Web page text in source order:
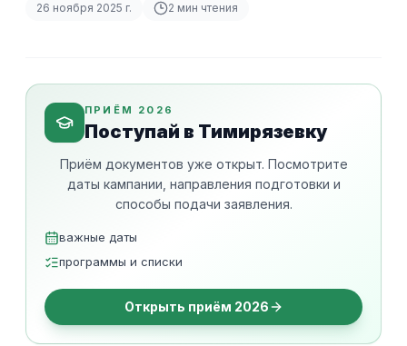
26 ноября 2025 г. 2 мин чтения
ПРИЁМ 2026
Поступай в Тимирязевку
Приём документов уже открыт. Посмотрите
даты кампании, направления подготовки и
способы подачи заявления.
важные даты
программы и списки
Открыть приём 2026